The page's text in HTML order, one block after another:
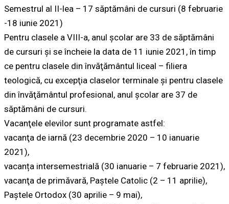
Semestrul al II-lea – 17 săptămâni de cursuri (8 februarie
-18 iunie 2021)
Pentru clasele a VIII-a, anul şcolar are 33 de săptămâni
de cursuri şi se încheie la data de 11 iunie 2021, în timp
ce pentru clasele din învăţământul liceal – filiera
teologică, cu excepţia claselor terminale şi pentru clasele
din învăţământul profesional, anul şcolar are 37 de
săptămâni de cursuri.
Vacanţele elevilor sunt programate astfel:
vacanţa de iarnă (23 decembrie 2020 – 10 ianuarie
2021),
vacanța intersemestrială (30 ianuarie – 7 februarie 2021),
vacanţa de primăvară, Paştele Catolic (2 – 11 aprilie),
Paştele Ortodox (30 aprilie – 9 mai),